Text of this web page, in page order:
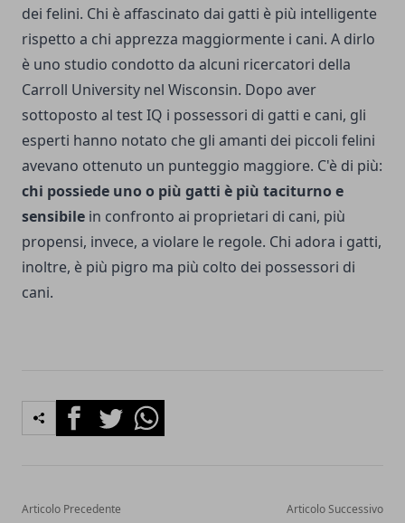
dei felini. Chi è affascinato dai gatti è più intelligente
rispetto a chi apprezza maggiormente i cani. A dirlo
è uno studio condotto da alcuni ricercatori della
Carroll University nel Wisconsin. Dopo aver
sottoposto al test IQ i possessori di gatti e cani, gli
esperti hanno notato che gli amanti dei piccoli felini
avevano ottenuto un punteggio maggiore. C'è di più:
chi possiede uno o più gatti è più taciturno e
sensibile in confronto ai proprietari di cani, più
propensi, invece, a violare le regole. Chi adora i gatti,
inoltre, è più pigro ma più colto dei possessori di
cani.
FacebookTwitterWhatsapp
Articolo Precedente Articolo Successivo